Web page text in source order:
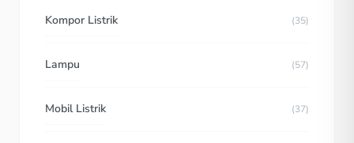
Kompor Listrik (35)
Lampu (57)
Mobil Listrik (37)